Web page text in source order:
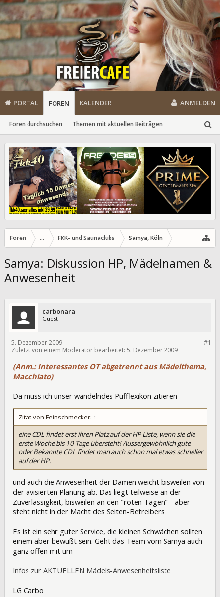
PORTAL FOREN
Foren durchsuchen Themen mit aktuellen Beiträgen
KALENDER ANMELDEN
Foren ... FKK- und Saunaclubs Samya, Köln
Samya: Diskussion HP, Mädelnamen &
Anwesenheit
carbonara
Guest
#1
5. Dezember 2009
Zuletzt von einem Moderator bearbeitet: 5. Dezember 2009
(Anm.: Interessantes OT abgetrennt aus Mädelthema,
Macchiato)
Da muss ich unser wandelndes Pufflexikon zitieren
Zitat von Feinschmecker: ↑
eine CDL findet erst ihren Platz auf der HP Liste, wenn sie die
erste Woche bis 10 Tage übersteht! Aussergewöhnlich gute
oder Bekannte CDL findet man auch schon mal etwas schneller
auf der HP.
und auch die Anwesenheit der Damen weicht bisweilen von
der avisierten Planung ab. Das liegt teilweise an der
Zuverlässigkeit, bisweilen an den "roten Tagen" - aber
steht nicht in der Macht des Seiten-Betreibers.
Es ist ein sehr guter Service, die kleinen Schwächen sollten
einem aber bewußt sein. Geht das Team vom Samya auch
ganz offen mit um
Infos zur AKTUELLEN Mädels-Anwesenheitsliste
LG Carbo